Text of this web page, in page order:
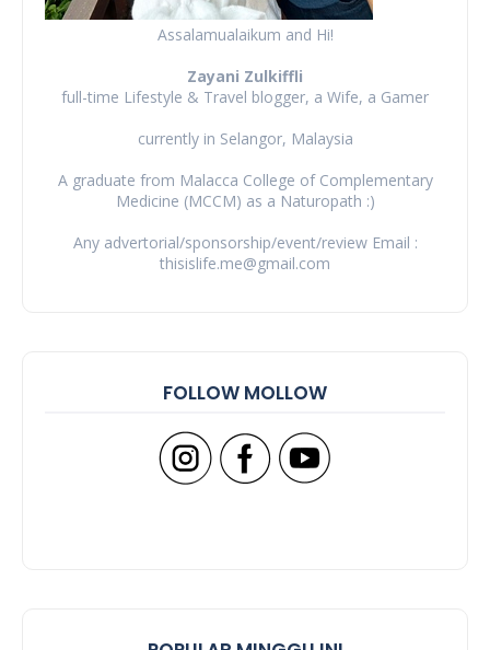
Assalamualaikum and Hi!
Zayani Zulkiffli
full-time Lifestyle & Travel blogger, a Wife, a Gamer
currently in Selangor, Malaysia
A graduate from Malacca College of Complementary
Medicine (MCCM) as a Naturopath :)
Any advertorial/sponsorship/event/review Email :
thisislife.me@gmail.com
FOLLOW MOLLOW